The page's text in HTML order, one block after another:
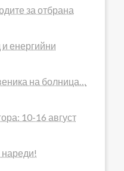
за отбрана
енергийни
на болница…
10-16 август